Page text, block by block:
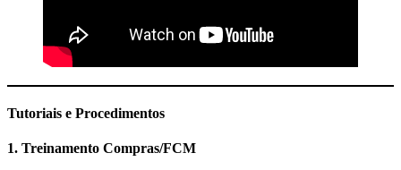
Tutoriais e Procedimentos
1. Treinamento Compras/FCM